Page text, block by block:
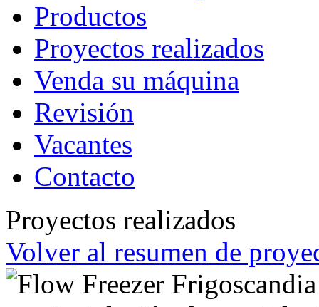
Productos
Proyectos realizados
Venda su máquina
Revisión
Vacantes
Contacto
Proyectos realizados
Volver al resumen de